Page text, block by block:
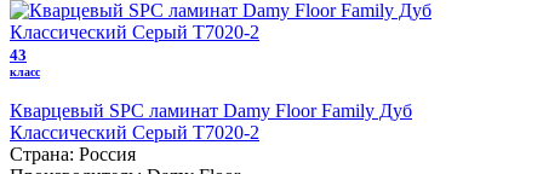
43
класс
Кварцевый SPC ламинат Damy Floor Family Дуб
Классический Серый T7020-2
Страна: Россия